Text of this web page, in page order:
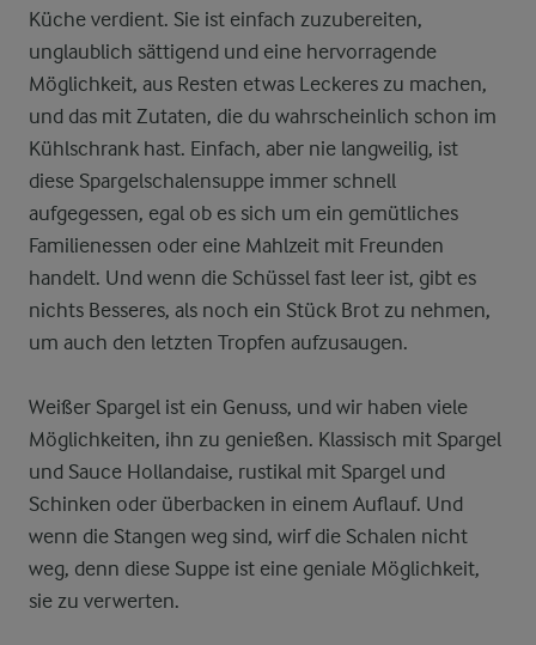
Küche verdient. Sie ist einfach zuzubereiten,
unglaublich sättigend und eine hervorragende
Möglichkeit, aus Resten etwas Leckeres zu machen,
und das mit Zutaten, die du wahrscheinlich schon im
Kühlschrank hast. Einfach, aber nie langweilig, ist
diese Spargelschalensuppe immer schnell
aufgegessen, egal ob es sich um ein gemütliches
Familienessen oder eine Mahlzeit mit Freunden
handelt. Und wenn die Schüssel fast leer ist, gibt es
nichts Besseres, als noch ein Stück Brot zu nehmen,
um auch den letzten Tropfen aufzusaugen.
Weißer Spargel ist ein Genuss, und wir haben viele
Möglichkeiten, ihn zu genießen. Klassisch mit Spargel
und Sauce Hollandaise, rustikal mit Spargel und
Schinken oder überbacken in einem Auflauf. Und
wenn die Stangen weg sind, wirf die Schalen nicht
weg, denn diese Suppe ist eine geniale Möglichkeit,
sie zu verwerten.